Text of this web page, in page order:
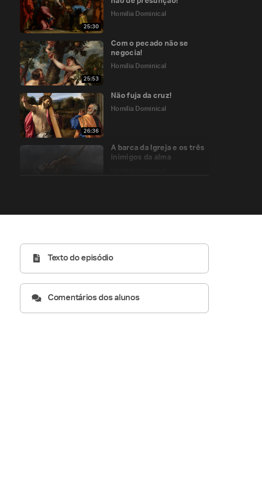
25:30
Homilia Dominical
25:53
Com o pecado não se
negocia!
Homilia Dominical
26:36
Não fuja da cruz!
Homilia Dominical
A barca da Igreja e os três
inimigos da alma
Texto do episódio
Comentários dos alunos